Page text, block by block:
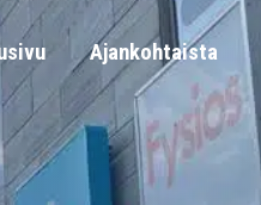
Ajankohtaista